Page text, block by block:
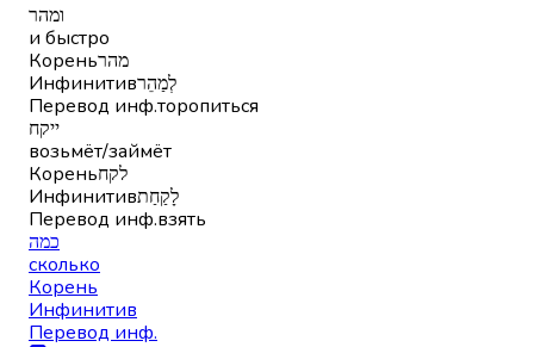
ומהר
и быстро
Кореньמהר
Инфинитивלְמַהֵר
Перевод инф.торопиться
ייקח
возьмёт/займёт
Кореньלקח
Инфинитивלָקַחַת
Перевод инф.взять
כמה
сколько
Корень
Инфинитив
Перевод инф.